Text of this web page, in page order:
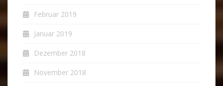
Februar 2019
Januar 2019
Dezember 2018
November 2018